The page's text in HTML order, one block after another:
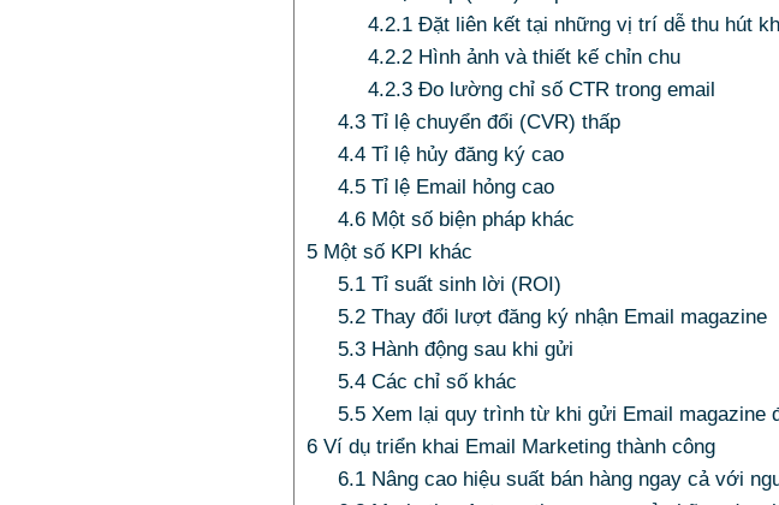
4.2.1 Đặt liên kết tại những vị trí dễ thu hút
4.2.2 Hình ảnh và thiết kế chỉn chu
4.2.3 Đo lường chỉ số CTR trong email
4.3Tỉ lệ chuyển đổi (CVR) thấp
4.4Tỉ lệ hủy đăng ký cao
4.5Tỉ lệ Email hỏng cao
4.6Một số biện pháp khác
5 Một số KPI khác
5.1Tỉ suất sinh lời (ROI)
5.2Thay đổi lượt đăng ký nhận Email magazine
5.3Hành động sau khi gửi
5.4Các chỉ số khác
5.5Xem lại quy trình từ khi gửi Email magazine
6 Ví dụ triển khai Email Marketing thành công
6.1Nâng cao hiệu suất bán hàng ngay cả với